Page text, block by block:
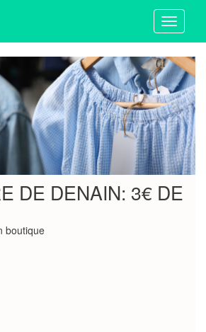
Toggle
DE DENAIN: 3€ DE
boutique